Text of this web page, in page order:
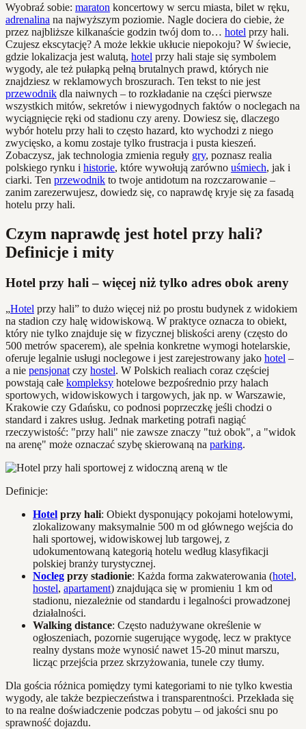
Wyobraź sobie: maraton koncertowy w sercu miasta, bilet w ręku,
adrenalina na najwyższym poziomie. Nagle dociera do ciebie, że
przez najbliższe kilkanaście godzin twój dom to… hotel przy hali.
Czujesz ekscytację? A może lekkie ukłucie niepokoju? W świecie,
gdzie lokalizacja jest walutą, hotel przy hali staje się symbolem
wygody, ale też pułapką pełną brutalnych prawd, których nie
znajdziesz w reklamowych broszurach. Ten tekst to nie jest
przewodnik dla naiwnych – to rozkładanie na części pierwsze
wszystkich mitów, sekretów i niewygodnych faktów o noclegach na
wyciągnięcie ręki od stadionu czy areny. Dowiesz się, dlaczego
wybór hotelu przy hali to często hazard, kto wychodzi z niego
zwycięsko, a komu zostaje tylko frustracja i pusta kieszeń.
Zobaczysz, jak technologia zmienia reguły gry, poznasz realia
polskiego rynku i historie, które wywołują zarówno uśmiech, jak i
ciarki. Ten przewodnik to twoje antidotum na rozczarowanie –
zanim zarezerwujesz, dowiedz się, co naprawdę kryje się za fasadą
hotelu przy hali.
Czym naprawdę jest hotel przy hali?
Definicje i mity
Hotel przy hali – więcej niż tylko adres obok areny
„Hotel przy hali” to dużo więcej niż po prostu budynek z widokiem
na stadion czy halę widowiskową. W praktyce oznacza to obiekt,
który nie tylko znajduje się w fizycznej bliskości areny (często do
500 metrów spacerem), ale spełnia konkretne wymogi hotelarskie,
oferuje legalnie usługi noclegowe i jest zarejestrowany jako hotel –
a nie pensjonat czy hostel. W Polskich realiach coraz częściej
powstają całe kompleksy hotelowe bezpośrednio przy halach
sportowych, widowiskowych i targowych, jak np. w Warszawie,
Krakowie czy Gdańsku, co podnosi poprzeczkę jeśli chodzi o
standard i zakres usług. Jednak marketing potrafi nagiąć
rzeczywistość: "przy hali" nie zawsze znaczy "tuż obok", a "widok
na arenę" może oznaczać szybę skierowaną na parking.
Definicje:
Hotel przy hali: Obiekt dysponujący pokojami hotelowymi,
zlokalizowany maksymalnie 500 m od głównego wejścia do
hali sportowej, widowiskowej lub targowej, z
udokumentowaną kategorią hotelu według klasyfikacji
polskiej branży turystycznej.
Nocleg przy stadionie: Każda forma zakwaterowania (hotel,
hostel, apartament) znajdująca się w promieniu 1 km od
stadionu, niezależnie od standardu i legalności prowadzonej
działalności.
Walking distance: Często nadużywane określenie w
ogłoszeniach, pozornie sugerujące wygodę, lecz w praktyce
realny dystans może wynosić nawet 15-20 minut marszu,
licząc przejścia przez skrzyżowania, tunele czy tłumy.
Dla gościa różnica pomiędzy tymi kategoriami to nie tylko kwestia
wygody, ale także bezpieczeństwa i transparentności. Przekłada się
to na realne doświadczenie podczas pobytu – od jakości snu po
sprawność dojazdu.